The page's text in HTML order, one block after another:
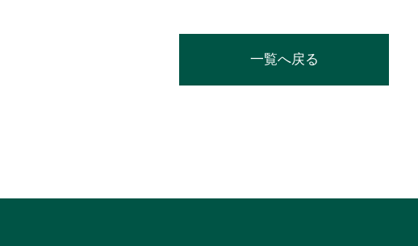
一覧へ戻る